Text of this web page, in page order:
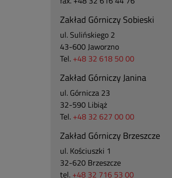
Zakład Górniczy Sobieski
ul. Sulińskiego 2
43-600 Jaworzno
Tel. +48 32 618 50 00
Zakład Górniczy Janina
ul. Górnicza 23
32-590 Libiąż
Tel. +48 32 627 00 00
Zakład Górniczy Brzeszcze
ul. Kościuszki 1
32-620 Brzeszcze
tel. +48 32 716 53 00